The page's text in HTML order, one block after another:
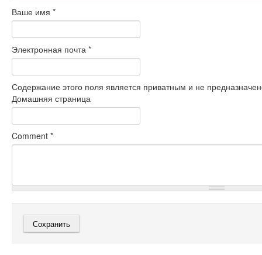
Ваше имя *
Электронная почта *
Содержание этого поля является приватным и не
Домашняя страница
Comment *